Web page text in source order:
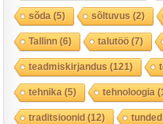
sõda (5) sõltuvus (2)
Tallinn(6) talutöö(7)
teadmiskirjandus (121)
tehnika (5) tehnoloogia
traditsioonid(12) tunded